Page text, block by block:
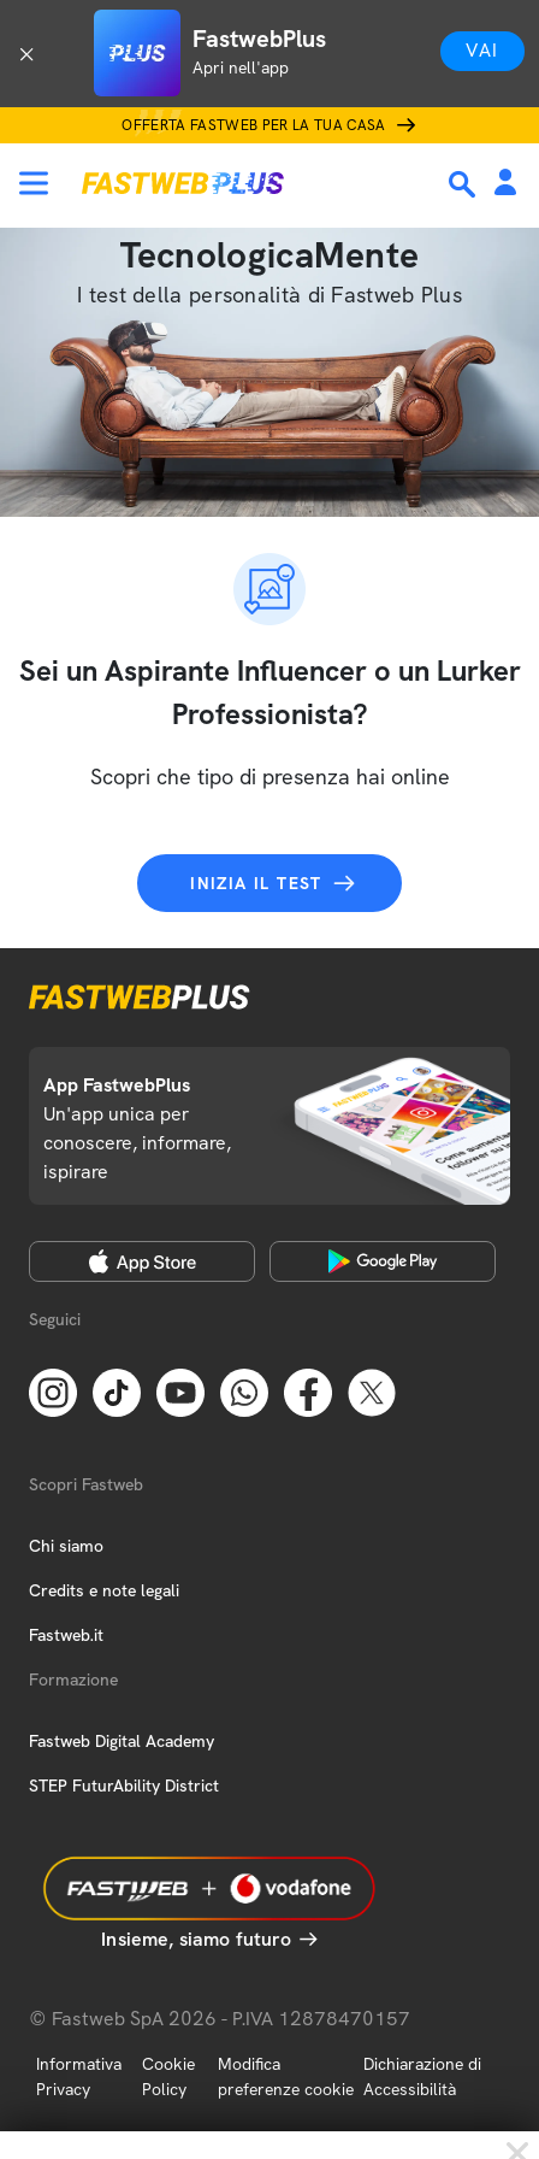
FastwebPlus
Apri nell'app
VAI
OFFERTA FASTWEB PER LA TUA CASA
TecnologicaMente
I test della personalità di Fastweb Plus
Sei un Aspirante Influencer o un Lurker
Professionista?
Scopri che tipo di presenza hai online
INIZIA IL TEST
App FastwebPlus
Un'app unica per
conoscere, informare,
ispirare
Seguici
Scopri Fastweb
Chi siamo
Credits e note legali
Fastweb.it
Formazione
Fastweb Digital Academy
STEP FuturAbility District
Insieme, siamo futuro
© Fastweb SpA 2026 - P.IVA 12878470157
Informativa
Privacy
Cookie
Policy
Modifica
preferenze cookie
Dichiarazione di
Accessibilità